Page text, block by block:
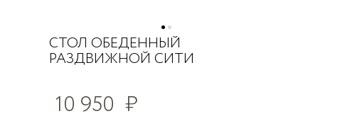
СТОЛ ОБЕДЕННЫЙ
РАЗДВИЖНОЙ СИТИ
10 950 ₽